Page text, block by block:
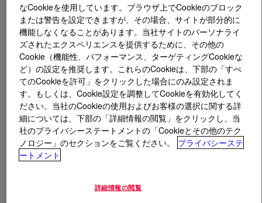
とはFINNDISP™ A-2002 Acrylic Emulsion?
An acrylic co-polymer dispersion stabilized with an
anionic emulsifying system for high gloss applications.
easily formulated, not sensible to manufacturing or
なCookieを使用しています。ブラウザ上でCookieのブロック
または警告を設定できますが、その場合、サイトが部分的に
機能しなくなることがあります。当社サイトのパーソナライ
ズされたエクスペリエンスを提供するために、その他の
Cookie（機能性、パフォーマンス、ターゲティングCookieな
ど）の設定を推奨します。これらのCookieは、下部の「すべ
てのCookieを許可」をクリックした場合にのみ設定されま
す。もしくは、Cookie設定を調整してCookieを有効化してく
ださい。当社のCookieの使用およびお客様の選択に関する詳
細については、下部の「詳細情報の閲覧」をクリックし、当
社のプライバシーステートメントの「Cookieとその他のテク
ノロジー」のセクションをご覧ください。
プライバシーステ
ートメント
詳細情報の閲覧